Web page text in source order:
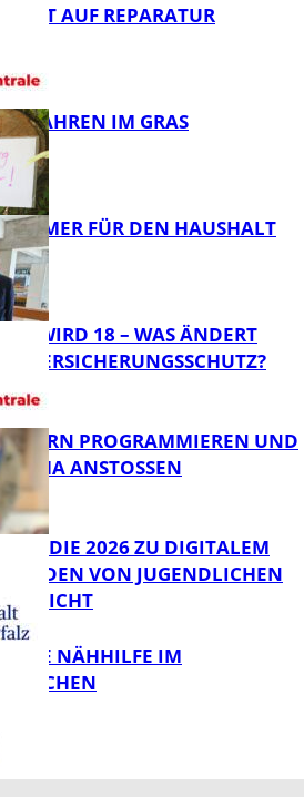
RECHT AUF REPARATUR
GEFAHREN IM GRAS
IMMER FÜR DEN HAUSHALT
WIRD 18 – WAS ÄNDERT
VERSICHERUNGSSCHUTZ?
PROGRAMMIEREN UND
ANSTOSSEN
STUDIE 2026 ZU DIGITALEM
VON JUGENDLICHEN
NÄHHILFE IM